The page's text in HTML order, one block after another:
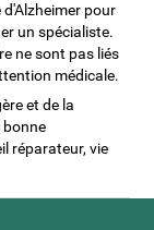
d'Alzheimer pour
un spécialiste.
ne sont pas liés
médicale.
et de la
bonne
réparateur, vie